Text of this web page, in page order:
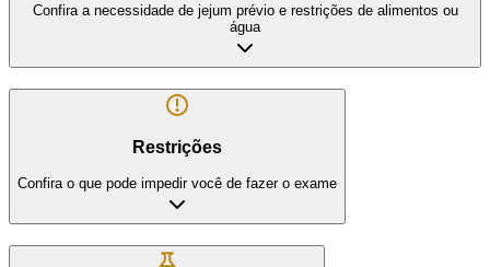
Confira a necessidade de jejum prévio e restrições de alimentos ou
água
Restrições
Confira o que pode impedir você de fazer o exame